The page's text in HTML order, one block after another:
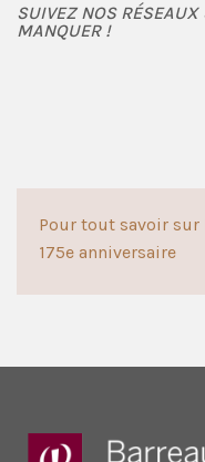
SUIVEZ NOS
MANQUER !
Pour tout savoir sur
175e anniversaire